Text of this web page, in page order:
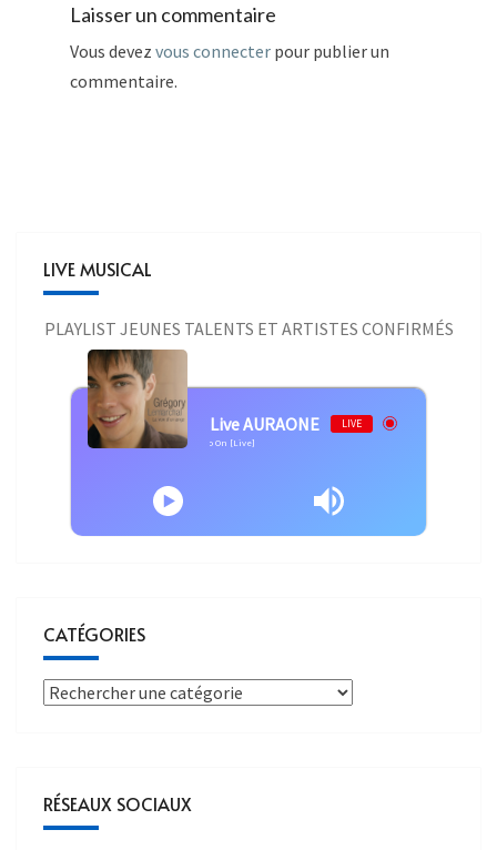
Laisser un commentaire
Vous devez vous connecter pour publier un
commentaire.
LIVE MUSICAL
PLAYLIST JEUNES TALENTS ET ARTISTES CONFIRMÉS
Live AURAONE LIVE
- Grégory Lemarchal - The Show Must Go On [Live]
CATÉGORIES
RÉSEAUX SOCIAUX